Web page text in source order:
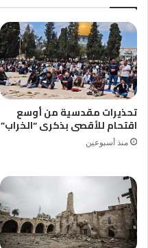
تحذيرات مقدسية من أوسع
اقتحام للأقصى بذكرى “الخراب”
منذ أسبوعين